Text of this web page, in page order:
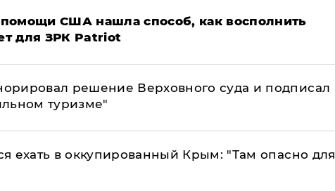
США нашла способ, как восполнить
для ЗРК Patriot
решение Верховного суда и подписал
туризме"
ехать в оккупированный Крым: "Там опасно для